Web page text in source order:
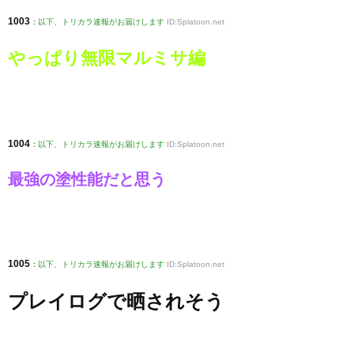
1003 : 以下、トリカラ速報がお届けします ID:Splatoon.net
やっぱり無限マルミサ編
1004 : 以下、トリカラ速報がお届けします ID:Splatoon.net
最強の塗性能だと思う
1005 : 以下、トリカラ速報がお届けします ID:Splatoon.net
プレイログで晒されそう